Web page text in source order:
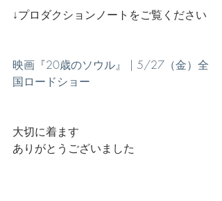
↓プロダクションノートをご覧ください
映画『20歳のソウル』 | 5/27（金）全
国ロードショー
大切に着ます
ありがとうございました